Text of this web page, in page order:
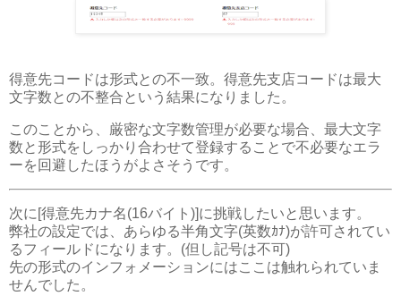
得意先コードは形式との不一致。得意先支店コードは最大
文字数との不整合という結果になりました。
このことから、厳密な文字数管理が必要な場合、最大文字
数と形式をしっかり合わせて登録することで不必要なエラ
ーを回避したほうがよさそうです。
次に[得意先カナ名(16バイト)]に挑戦したいと思います。
弊社の設定では、あらゆる半角文字(英数ｶﾅ)が許可されてい
るフィールドになります。(但し記号は不可)
先の形式のインフォメーションにはここは触れられていま
せんでした。